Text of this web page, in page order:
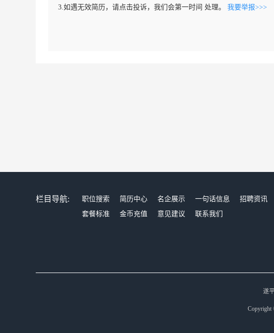
3.如遇无效简历，请点击投诉，我们会第一时间 处理。 我要举报>>>
栏目导航: 职位搜索 简历中心 名企展示 一句话信息 招聘资讯
套餐标准
金币充值 意见建议 联系我们
遂
Copyright